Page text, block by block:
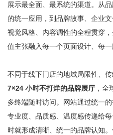
展示最全面、最系统的渠道。从
的统一应用，到品牌故事、企业
视觉风格、内容调性的全程贯穿
值主张融入每一个页面设计、每
不同于线下门店的地域局限性、
7×24 小时不打烊的品牌展厅 ，
多终端随时访问。网站通过统一
专业度、品质感、温度感传递给
时就形成清晰、统一的品牌认知